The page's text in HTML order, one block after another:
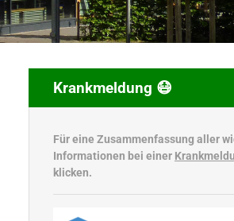
Krankmeldung 😷
Für eine Zusammenfassung aller
Informationen bei einer
klicken.